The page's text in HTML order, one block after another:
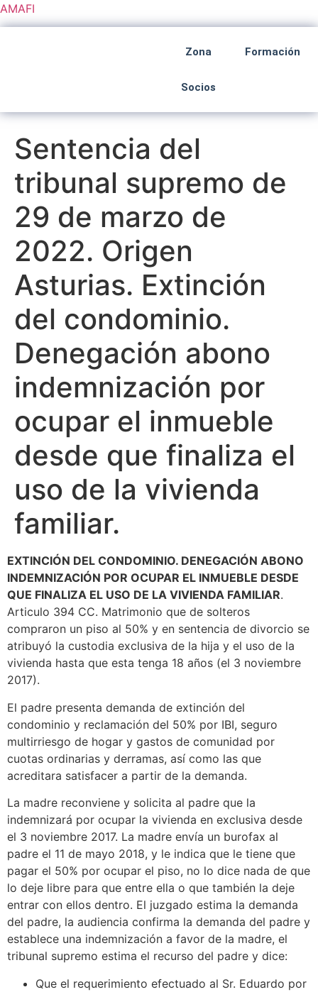
AMAFI
Zona
Socios
Formación
Sentencia del
tribunal supremo de
29 de marzo de
2022. Origen
Asturias. Extinción
del condominio.
Denegación abono
indemnización por
ocupar el inmueble
desde que finaliza el
uso de la vivienda
familiar.
EXTINCIÓN DEL CONDOMINIO. DENEGACIÓN ABONO
INDEMNIZACIÓN POR OCUPAR EL INMUEBLE DESDE
QUE FINALIZA EL USO DE LA VIVIENDA FAMILIAR.
Articulo 394 CC. Matrimonio que de solteros
compraron un piso al 50% y en sentencia de divorcio se
atribuyó la custodia exclusiva de la hija y el uso de la
vivienda hasta que esta tenga 18 años (el 3 noviembre
2017).
El padre presenta demanda de extinción del
condominio y reclamación del 50% por IBI, seguro
multirriesgo de hogar y gastos de comunidad por
cuotas ordinarias y derramas, así como las que
acreditara satisfacer a partir de la demanda.
La madre reconviene y solicita al padre que la
indemnizará por ocupar la vivienda en exclusiva desde
el 3 noviembre 2017. La madre envía un burofax al
padre el 11 de mayo 2018, y le indica que le tiene que
pagar el 50% por ocupar el piso, no lo dice nada de que
lo deje libre para que entre ella o que también la deje
entrar con ellos dentro. El juzgado estima la demanda
del padre, la audiencia confirma la demanda del padre y
establece una indemnización a favor de la madre, el
tribunal supremo estima el recurso del padre y dice:
Que el requerimiento efectuado al Sr. Eduardo por